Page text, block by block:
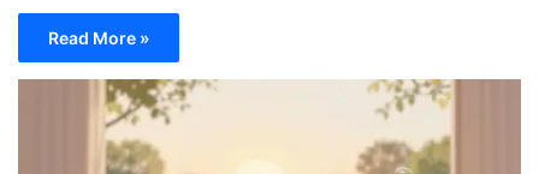
Read More »